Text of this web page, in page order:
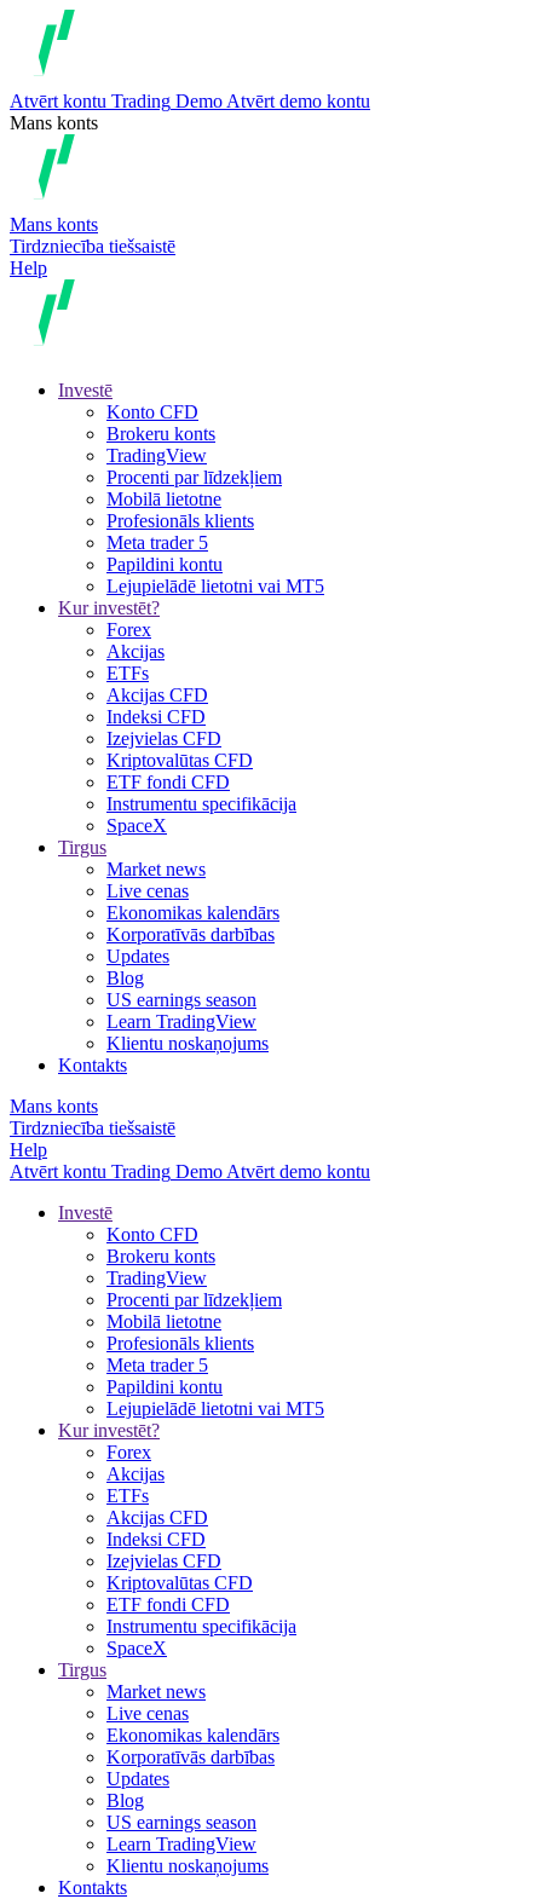
Atvērt kontu Trading Demo Atvērt demo kontu
Mans konts
Mans konts
Tirdzniecība tiešsaistē
Help
Investē
Konto CFD
Brokeru konts
TradingView
Procenti par līdzekļiem
Mobilā lietotne
Profesionāls klients
Meta trader 5
Papildini kontu
Lejupielādē lietotni vai MT5
Kur investēt?
Forex
Akcijas
ETFs
Akcijas CFD
Indeksi CFD
Izejvielas CFD
Kriptovalūtas CFD
ETF fondi CFD
Instrumentu specifikācija
SpaceX
Tirgus
Market news
Live cenas
Ekonomikas kalendārs
Korporatīvās darbības
Updates
Blog
US earnings season
Learn TradingView
Klientu noskaņojums
Kontakts
Mans konts
Tirdzniecība tiešsaistē
Help
Atvērt kontu Trading Demo Atvērt demo kontu
Investē
Konto CFD
Brokeru konts
TradingView
Procenti par līdzekļiem
Mobilā lietotne
Profesionāls klients
Meta trader 5
Papildini kontu
Lejupielādē lietotni vai MT5
Kur investēt?
Forex
Akcijas
ETFs
Akcijas CFD
Indeksi CFD
Izejvielas CFD
Kriptovalūtas CFD
ETF fondi CFD
Instrumentu specifikācija
SpaceX
Tirgus
Market news
Live cenas
Ekonomikas kalendārs
Korporatīvās darbības
Updates
Blog
US earnings season
Learn TradingView
Klientu noskaņojums
Kontakts